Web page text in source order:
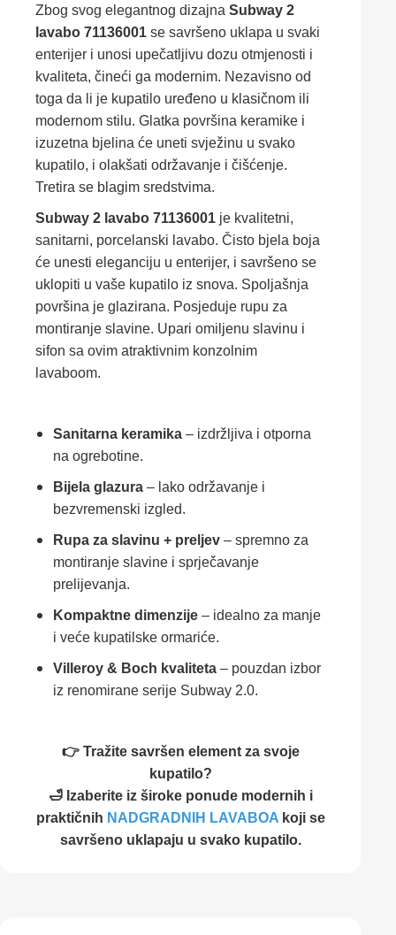
Zbog svog elegantnog dizajna Subway 2
lavabo 71136001 se savršeno uklapa u svaki
enterijer i unosi upečatljivu dozu otmjenosti i
kvaliteta, čineći ga modernim. Nezavisno od
toga da li je kupatilo uređeno u klasičnom ili
modernom stilu. Glatka površina keramike i
izuzetna bjelina će uneti svježinu u svako
kupatilo, i olakšati održavanje i čišćenje.
Tretira se blagim sredstvima.
Subway 2 lavabo 71136001 je kvalitetni,
sanitarni, porcelanski lavabo. Čisto bjela boja
će unesti eleganciju u enterijer, i savršeno se
uklopiti u vaše kupatilo iz snova. Spoljašnja
površina je glazirana. Posjeduje rupu za
montiranje slavine. Upari omiljenu slavinu i
sifon sa ovim atraktivnim konzolnim
lavaboom.
Sanitarna keramika – izdržljiva i otporna
na ogrebotine.
Bijela glazura – lako održavanje i
bezvremenski izgled.
Rupa za slavinu + preljev – spremno za
montiranje slavine i sprječavanje
prelijevanja.
Kompaktne dimenzije – idealno za manjе
i veće kupatilske ormariće.
Villeroy & Boch kvaliteta – pouzdan izbor
iz renomirane serije Subway 2.0.
👉 Tražite savršen element za svoje
kupatilo?
🛁 Izaberite iz široke ponude modernih i
praktičnih NADGRADNIH LAVABOA koji se
savršeno uklapaju u svako kupatilo.